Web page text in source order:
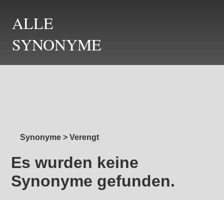
ALLE
SYNONYME
Synonyme > Verengt
Es wurden keine
Synonyme gefunden.